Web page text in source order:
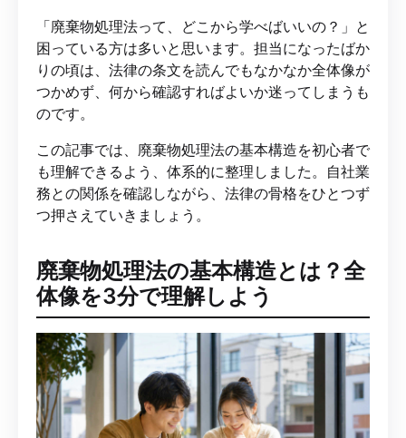
「廃棄物処理法って、どこから学べばいいの？」と
困っている方は多いと思います。担当になったばか
りの頃は、法律の条文を読んでもなかなか全体像が
つかめず、何から確認すればよいか迷ってしまうも
のです。
この記事では、廃棄物処理法の基本構造を初心者で
も理解できるよう、体系的に整理しました。自社業
務との関係を確認しながら、法律の骨格をひとつず
つ押さえていきましょう。
廃棄物処理法の基本構造とは？全
体像を3分で理解しよう